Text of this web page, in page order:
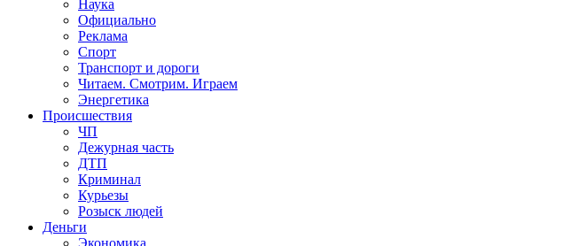
Наука
Официально
Реклама
Спорт
Транспорт и дороги
Читаем. Смотрим. Играем
Энергетика
Происшествия
ЧП
Дежурная часть
ДТП
Криминал
Курьезы
Розыск людей
Деньги
Экономика